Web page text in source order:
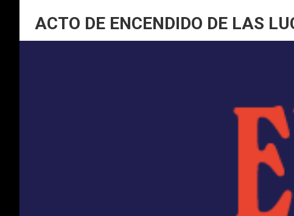
ACTO DE ENCENDIDO DE LAS